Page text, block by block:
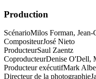
Production
ScénarioMilos Forman, Jean-
CompositeurJosé Nieto
ProducteurSaul Zaentz
CoproducteurDenise O'Dell,
Producteur exécutifMark
Directeur de la photographie